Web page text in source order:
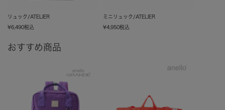
リュック/ATELIER
¥6,490税込
ミニリュック/ATELIER
¥4,950税込
おすすめ商品